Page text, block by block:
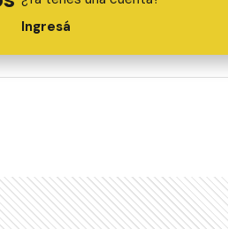
Ingresá